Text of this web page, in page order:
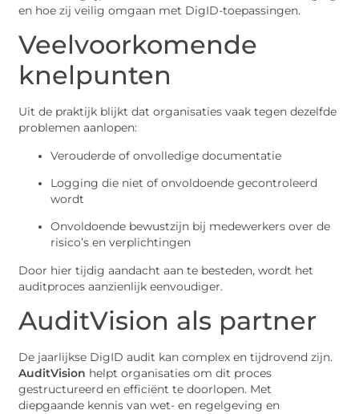
en hoe zij veilig omgaan met DigID-toepassingen.
Veelvoorkomende
knelpunten
Uit de praktijk blijkt dat organisaties vaak tegen dezelfde
problemen aanlopen:
Verouderde of onvolledige documentatie
Logging die niet of onvoldoende gecontroleerd
wordt
Onvoldoende bewustzijn bij medewerkers over de
risico’s en verplichtingen
Door hier tijdig aandacht aan te besteden, wordt het
auditproces aanzienlijk eenvoudiger.
AuditVision als partner
De jaarlijkse DigID audit kan complex en tijdrovend zijn.
AuditVision helpt organisaties om dit proces
gestructureerd en efficiënt te doorlopen. Met
diepgaande kennis van wet- en regelgeving en